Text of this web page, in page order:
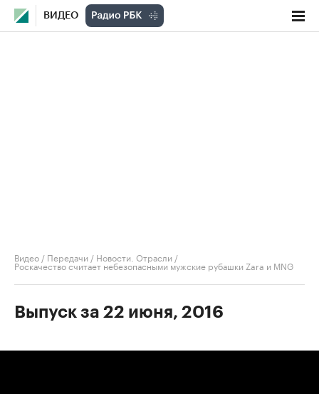
ВИДЕО
Видео / Передачи / Новости. Отрасли /
Роскачество считает небезопасными мужские рубашки Zara и MNG
Выпуск за 22 июня, 2016